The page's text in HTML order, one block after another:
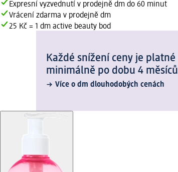
Expresní vyzvednutí v prodejně dm do 60 minut
Vrácení zdarma v prodejně dm
25 Kč = 1 dm active beauty bod
Každé snížení ceny je platné
minimálně po dobu 4 měsíců
Více o dm dlouhodobých cenách